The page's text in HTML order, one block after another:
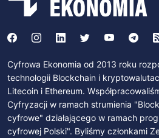
Cyfrowa Ekonomia od 2013 roku
technologii Blockchain i
Litecoin i Ethereum.
Cyfryzacji w ramach strumienia
cyfrowe" działającego w ramach
cyfrowej Polski". Byliśmy członkami